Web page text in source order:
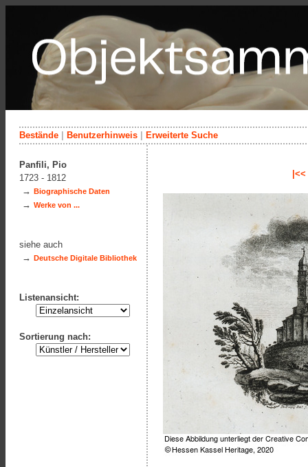
Bestände Benutzerhinweis Erweiterte Suche
|<<
Panfili, Pio
1723 - 1812
→ Biographische Daten
→ Werke von ...
siehe auch
→ Deutsche Digitale Bibliothek
Listenansicht:
Sortierung nach: